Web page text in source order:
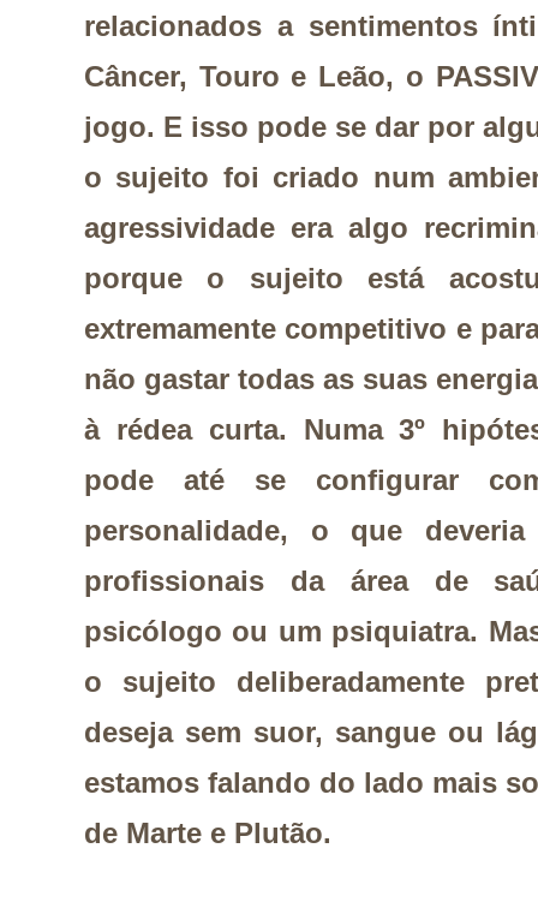
relacionados a sentimentos
Câncer, Touro e Leão, o
jogo. E isso pode se dar por
o sujeito foi criado num
agressividade era algo
porque o sujeito está
extremamente competitivo e
não gastar todas as suas
à rédea curta. Numa 3º
pode até se configurar
personalidade, o que
profissionais da área de
psicólogo ou um psiquiatra.
o sujeito deliberadamente
deseja sem suor, sangue ou
estamos falando do lado mais
de Marte e Plutão.